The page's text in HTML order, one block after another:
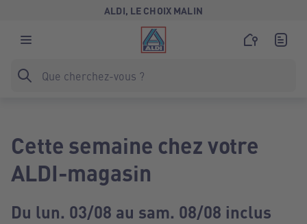
ALDI, LE CHOIX MALIN
Cette semaine chez votre
ALDI-magasin
Du lun. 03/08 au sam. 08/08 inclus